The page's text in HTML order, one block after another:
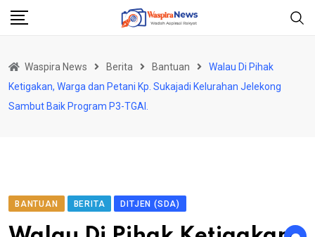
Skip
Waspira News Berita Bantuan
Walau Di Pihak
Ketigakan, Warga dan Petani Kp. Sukajadi Kelurahan Jelekong
Sambut Baik Program P3-TGAI.
BANTUAN BERITA DITJEN (SDA)